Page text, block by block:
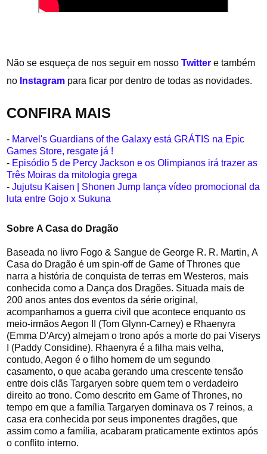
Não se esqueça de nos seguir em nossoTwitter e também
no Instagram para ficar por dentro de todas as novidades.
CONFIRA MAIS
- Marvel's Guardians of the Galaxy está GRÁTIS na Epic
Games Store, resgate já !
- Episódio 5 de Percy Jackson e os Olimpianos irá trazer as
Três Moiras da mitologia grega
-Jujutsu Kaisen | Shonen Jump lança vídeo promocional da
luta entre Gojo x Sukuna
SobreA Casa do Dragão
Baseada no livro Fogo & Sangue de George R. R. Martin, A
Casa do Dragão é um spin-off de Game of Thrones que
narra a história de conquista de terras em Westeros, mais
conhecida como a Dança dos Dragões. Situada mais de
200 anos antes dos eventos da série original,
acompanhamos a guerra civil que acontece enquanto os
meio-irmãos Aegon II (Tom Glynn-Carney) e Rhaenyra
(Emma D'Arcy) almejam o trono após a morte do pai Viserys
I (Paddy Considine). Rhaenyra é a filha mais velha,
contudo, Aegon é o filho homem de um segundo
casamento, o que acaba gerando uma crescente tensão
entre dois clãs Targaryen sobre quem tem o verdadeiro
direito ao trono. Como descrito em Game of Thrones, no
tempo em que a família Targaryen dominava os 7 reinos, a
casa era conhecida por seus imponentes dragões, que
assim como a família, acabaram praticamente extintos após
o conflito interno.